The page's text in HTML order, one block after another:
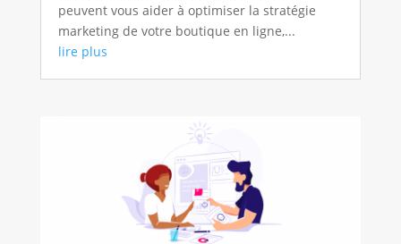
peuvent vous aider à optimiser la stratégie
marketing de votre boutique en ligne,...
lire plus